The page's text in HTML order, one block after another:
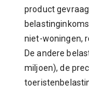
product
niet-woningen,
De andere
miljoen), de